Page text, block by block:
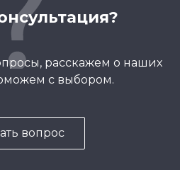
расскажем о наших
с выбором.
вопрос